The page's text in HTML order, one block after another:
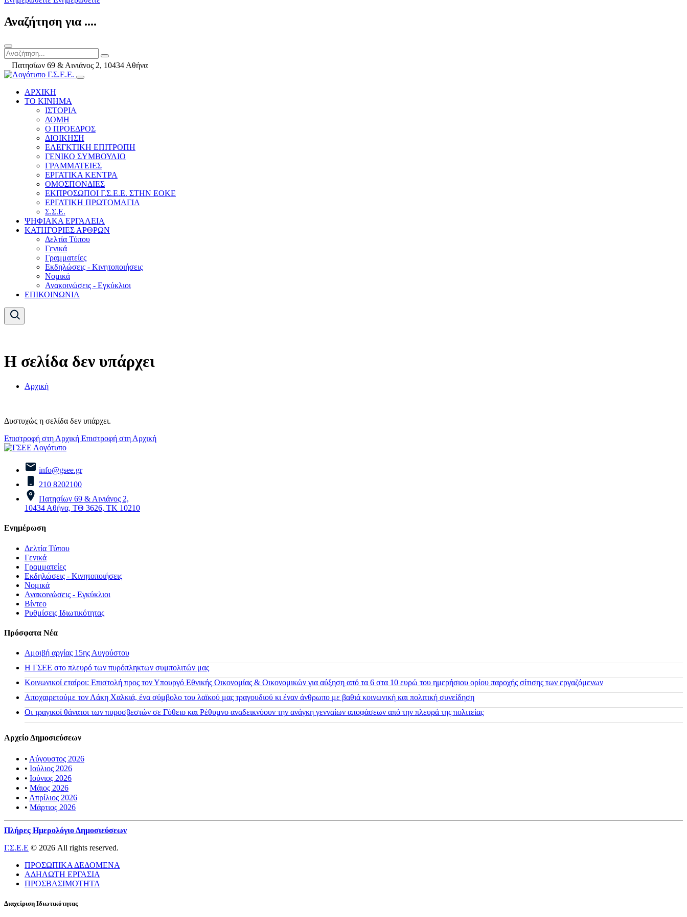
Αναζήτηση για ....
Πατησίων 69 & Αινιάνος 2, 10434 Αθήνα
ΑΡΧΙΚΗ
ΤΟ ΚΙΝΗΜΑ
ΙΣΤΟΡΙΑ
ΔΟΜΗ
Ο ΠΡΟΕΔΡΟΣ
ΔΙΟΙΚΗΣΗ
ΕΛΕΓΚΤΙΚΗ ΕΠΙΤΡΟΠΗ
ΓΕΝΙΚΟ ΣΥΜΒΟΥΛΙΟ
ΓΡΑΜΜΑΤΕΙΕΣ
ΕΡΓΑΤΙΚΑ ΚΕΝΤΡΑ
ΟΜΟΣΠΟΝΔΙΕΣ
ΕΚΠΡΟΣΩΠΟΙ Γ.Σ.Ε.Ε. ΣΤΗΝ ΕΟΚΕ
ΕΡΓΑΤΙΚΗ ΠΡΩΤΟΜΑΓΙΑ
Σ.Σ.Ε.
ΨΗΦΙΑΚΑ ΕΡΓΑΛΕΙΑ
ΚΑΤΗΓΟΡΙΕΣ ΑΡΘΡΩΝ
Δελτία Τύπου
Γενικά
Γραμματείες
Εκδηλώσεις - Κινητοποιήσεις
Νομικά
Ανακοινώσεις - Εγκύκλιοι
ΕΠΙΚΟΙΝΩΝΙΑ
Η σελίδα δεν υπάρχει
Αρχική
Δυστυχώς η σελίδα δεν υπάρχει.
Επιστροφή στη Αρχική Επιστροφή στη Αρχική
info@gsee.gr
210 8202100
Πατησίων 69 & Αινιάνος 2,
10434 Αθήνα, ΤΘ 3626, ΤΚ 10210
Ενημέρωση
Δελτία Τύπου
Γενικά
Γραμματείες
Εκδηλώσεις - Κινητοποιήσεις
Νομικά
Ανακοινώσεις - Εγκύκλιοι
Βίντεο
Ρυθμίσεις Ιδιωτικότητας
Πρόσφατα Νέα
Αμοιβή αργίας 15ης Αυγούστου
H ΓΣΕΕ στο πλευρό των πυρόπληκτων συμπολιτών μας
Κοινωνικοί εταίροι: Επιστολή προς τον Υπουργό Εθνικής Οικονομίας & Οικονομικών για αύξηση από τα 6 στα 10 ευρώ του ημερήσιου ορίου παροχής σίτισης των εργαζόμενων
Αποχαιρετούμε τον Λάκη Χαλκιά, ένα σύμβολο του λαϊκού μας τραγουδιού κι έναν άνθρωπο με βαθιά κοινωνική και πολιτική συνείδηση
Οι τραγικοί θάνατοι των πυροσβεστών σε Γύθειο και Ρέθυμνο αναδεικνύουν την ανάγκη γενναίων αποφάσεων από την πλευρά της πολιτείας
Αρχείο Δημοσιεύσεων
• Αύγουστος 2026
• Ιούλιος 2026
• Ιούνιος 2026
• Μάιος 2026
• Απρίλιος 2026
• Μάρτιος 2026
Πλήρες Ημερολόγιο Δημοσιεύσεων
Γ.Σ.Ε.Ε © 2026 All rights reserved.
ΠΡΟΣΩΠΙΚΑ ΔΕΔΟΜΕΝΑ
ΑΔΗΛΩΤΗ ΕΡΓΑΣΙΑ
ΠΡΟΣΒΑΣΙΜΟΤΗΤΑ
Διαχείριση Ιδιωτικότητας